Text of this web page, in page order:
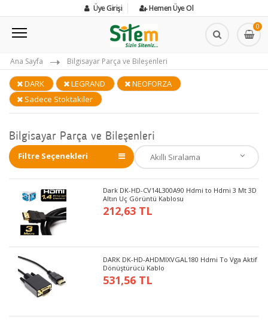
Üye Girişi Hemen Üye Ol
0
Ana Sayfa Bilgisayar Parça ve Bileşenleri
DARK LEGRAND
NEOFORZA
Sadece Stoktakiler
Bilgisayar Parça ve Bileşenleri
Filtre Seçenekleri
Dark DK-HD-CV14L300A90 Hdmi to Hdmi 3 Mt 3D
Altın Uç Görüntü Kablosu
212,63 TL
DARK DK-HD-AHDMIXVGAL180 Hdmi To Vga Aktif
Dönüştürücü Kablo
531,56 TL